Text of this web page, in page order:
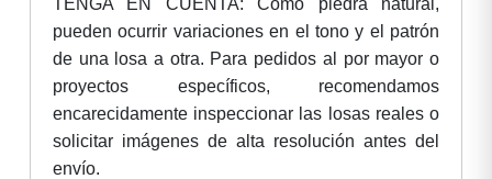
TENGA EN CUENTA: Como piedra natural,
pueden ocurrir variaciones en el tono y el patrón
de una losa a otra. Para pedidos al por mayor o
proyectos específicos, recomendamos
encarecidamente inspeccionar las losas reales o
solicitar imágenes de alta resolución antes del
envío.